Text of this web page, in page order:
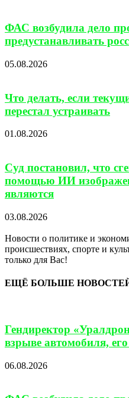
ФАС возбудила дело
предустанавливать
05.08.2026
Что делать, если
перестал устраивать
01.08.2026
Суд постановил, что
помощью ИИ
являются
03.08.2026
Новости о политике и
происшествиях, спорте и
только для Вас!
ЕЩЁ БОЛЬШЕ
Гендиректор
взрыве автомобиля,
06.08.2026